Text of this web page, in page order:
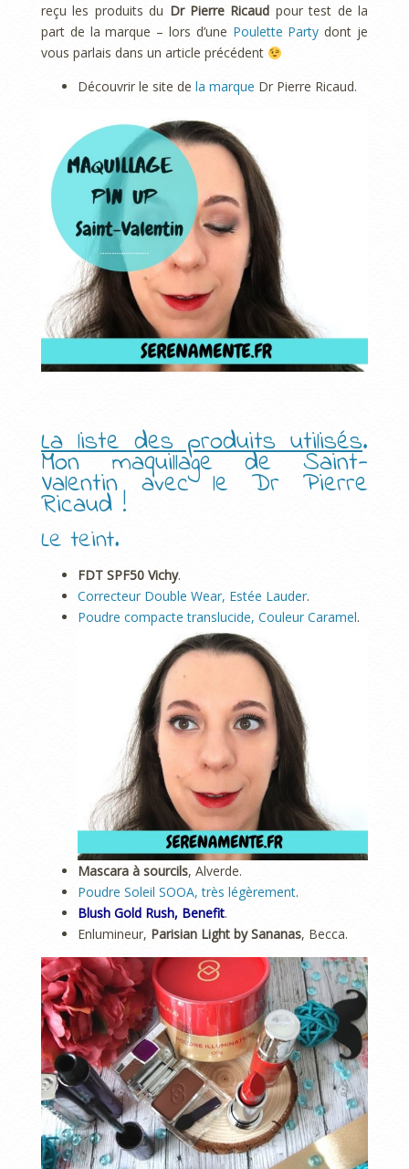
reçu les produits du Dr Pierre Ricaud pour test de la
part de la marque – lors d’une Poulette Party dont je
vous parlais dans un article précédent
Découvrir le site de la marque Dr Pierre Ricaud.
La liste des produits utilisés.
Mon maquillage de Saint-
Valentin avec le Dr Pierre
Ricaud !
Le teint.
FDT SPF50 Vichy.
Correcteur Double Wear, Estée Lauder.
Poudre compacte translucide, Couleur Caramel.
Mascara à sourcils, Alverde.
Poudre Soleil SOOA, très légèrement.
Blush Gold Rush, Benefit.
Enlumineur, Parisian Light by Sananas, Becca.